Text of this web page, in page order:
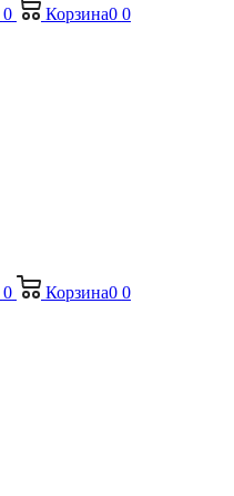
0 Корзина0 0
0 Корзина0 0